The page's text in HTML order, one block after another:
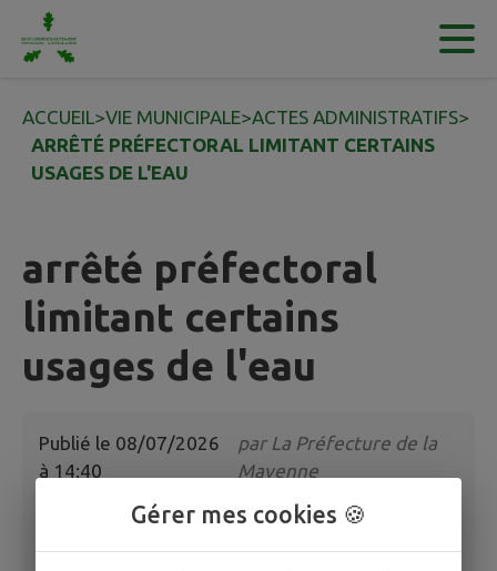
Contenu
ACCUEIL>VIE MUNICIPALE>ACTES ADMINISTRATIFS>
ARRÊTÉ PRÉFECTORAL LIMITANT CERTAINS
USAGES DE L'EAU
arrêté préfectoral
limitant certains
usages de l'eau
Publié le 08/07/2026
à 14:40
par La Préfecture de la
Mayenne
Arrêté limitant provisoirement certains usages
Gérer mes cookies 🍪